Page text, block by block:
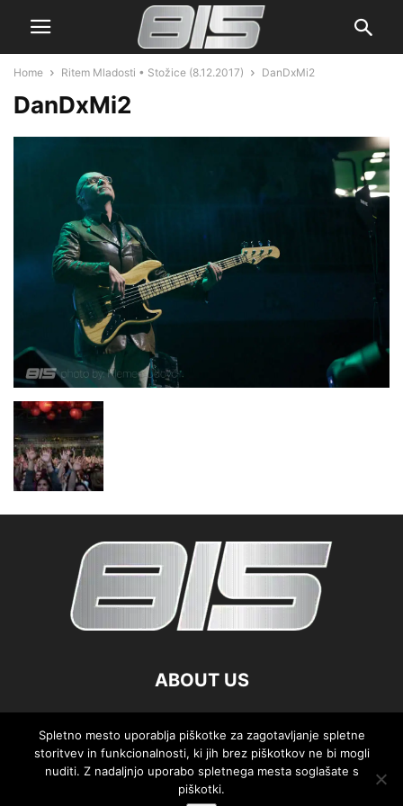
Home Ritem Mladosti • Stožice (8.12.2017) DanDxMi2
DanDxMi2
ABOUT US
FOLLOW US
Spletno mesto uporablja piškotke za zagotavljanje spletne
storitvev in funkcionalnosti, ki jih brez piškotkov ne bi mogli
nuditi. Z nadaljnjo uporabo spletnega mesta soglašate s
piškotki.